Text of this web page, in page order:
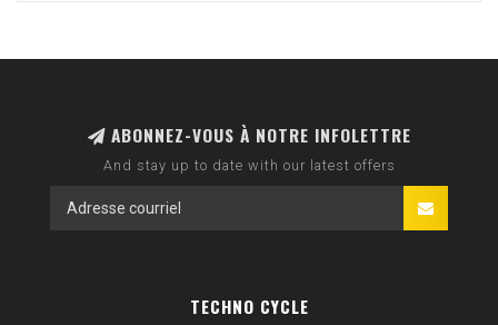
ABONNEZ-VOUS À NOTRE INFOLETTRE
And stay up to date with our latest offers
TECHNO CYCLE